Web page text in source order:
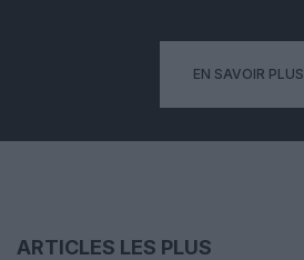
EN SAVOIR PLUS
ARTICLES LES PLUS